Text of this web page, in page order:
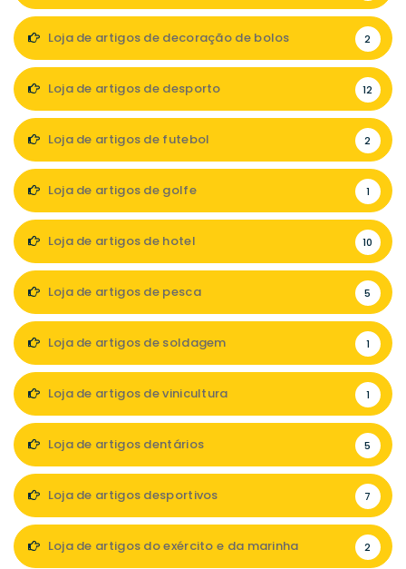
Loja de artigos de decoração de bolos 2
Loja de artigos de desporto 12
Loja de artigos de futebol 2
Loja de artigos de golfe 1
Loja de artigos de hotel 10
Loja de artigos de pesca 5
Loja de artigos de soldagem 1
Loja de artigos de vinicultura 1
Loja de artigos dentários 5
Loja de artigos desportivos 7
Loja de artigos do exército e da marinha 2